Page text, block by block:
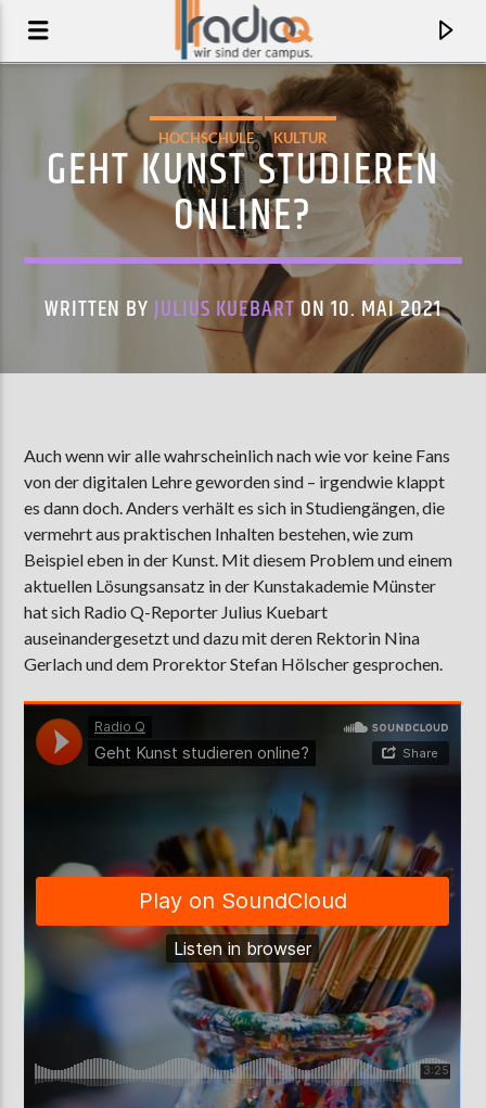
MECHANISM
TOY
AKTUELLE SENDUNG
MOEBIUS
12:00 24:00
ZU HÖREN IN Münster 103,9 MHz
HOCHSCHULE KULTUR
GEHT KUNST STUDIEREN
ONLINE?
WRITTEN BYJULIUS KUEBART ON 10. MAI 2021
Auch wenn wir alle wahrscheinlich nach wie vor keine Fans
von der digitalen Lehre geworden sind – irgendwie klappt
es dann doch. Anders verhält es sich in Studiengängen, die
vermehrt aus praktischen Inhalten bestehen, wie zum
Beispiel eben in der Kunst. Mit diesem Problem und einem
aktuellen Lösungsansatz in der Kunstakademie Münster
hat sich Radio Q-Reporter Julius Kuebart
auseinandergesetzt und dazu mit deren Rektorin Nina
Gerlach und dem Prorektor Stefan Hölscher gesprochen.